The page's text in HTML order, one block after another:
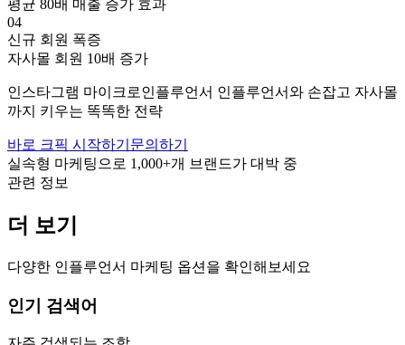
평균 80배 매출 증가 효과
04
신규 회원 폭증
자사몰 회원 10배 증가
인스타그램 마이크로인플루언서 인플루언서와 손잡고 자사몰
까지 키우는 똑똑한 전략
바로 크픽 시작하기 문의하기
실속형 마케팅으로 1,000+개 브랜드가 대박 중
관련 정보
더 보기
다양한 인플루언서 마케팅 옵션을 확인해보세요
인기 검색어